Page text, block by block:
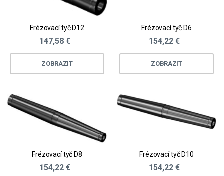
Frézovací tyč D12
147,58 €
ZOBRAZIT
Frézovací tyč D6
154,22 €
ZOBRAZIT
Frézovací tyč D8
154,22 €
Frézovací tyč D10
154,22 €